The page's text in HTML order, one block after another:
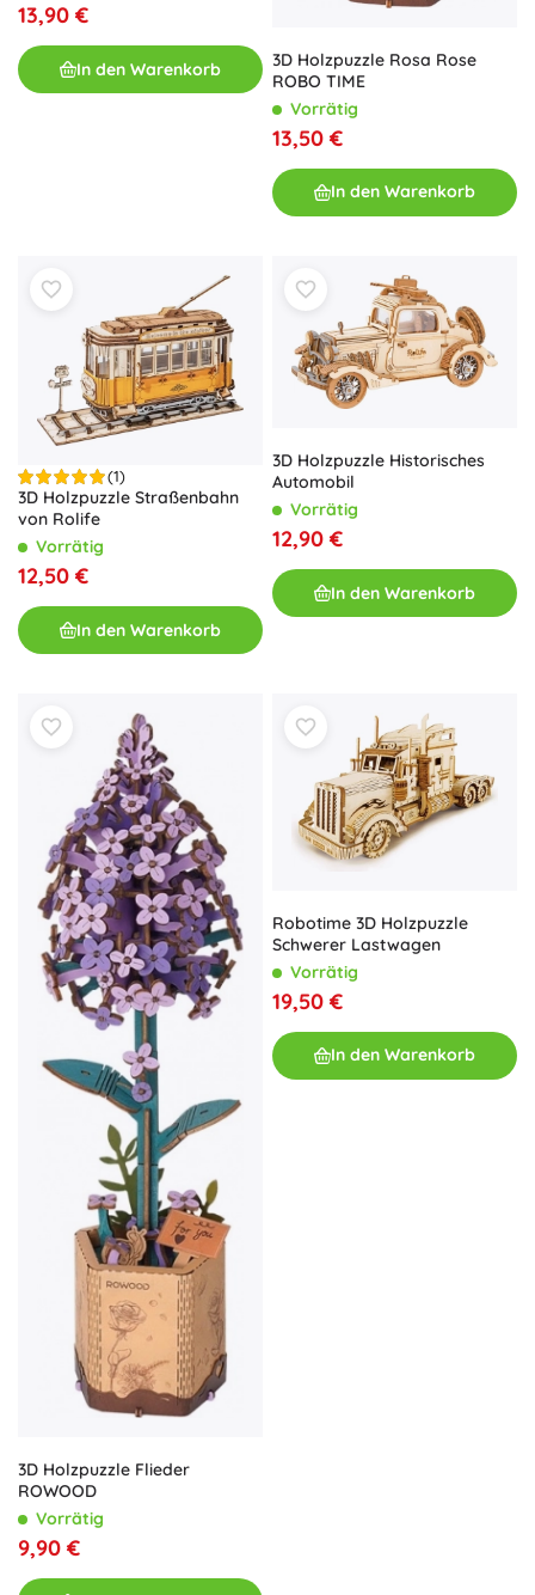
13,90 €
In den Warenkorb
3D Holzpuzzle Rosa Rose
ROBO TIME
Vorrätig
13,50 €
In den Warenkorb
(1)
3D Holzpuzzle Straßenbahn
von Rolife
Vorrätig
12,50 €
In den Warenkorb
3D Holzpuzzle Historisches
Automobil
Vorrätig
12,90 €
In den Warenkorb
3D Holzpuzzle Flieder
ROWOOD
Vorrätig
9,90 €
Robotime 3D Holzpuzzle
Schwerer Lastwagen
Vorrätig
19,50 €
In den Warenkorb